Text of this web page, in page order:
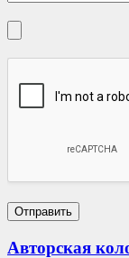
Авторская